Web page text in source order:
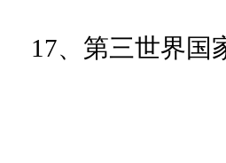
17、第三世界国